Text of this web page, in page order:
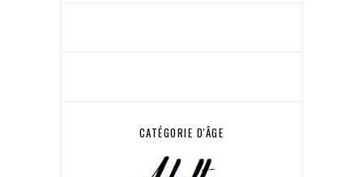
CATÉGORIE D'ÂGE